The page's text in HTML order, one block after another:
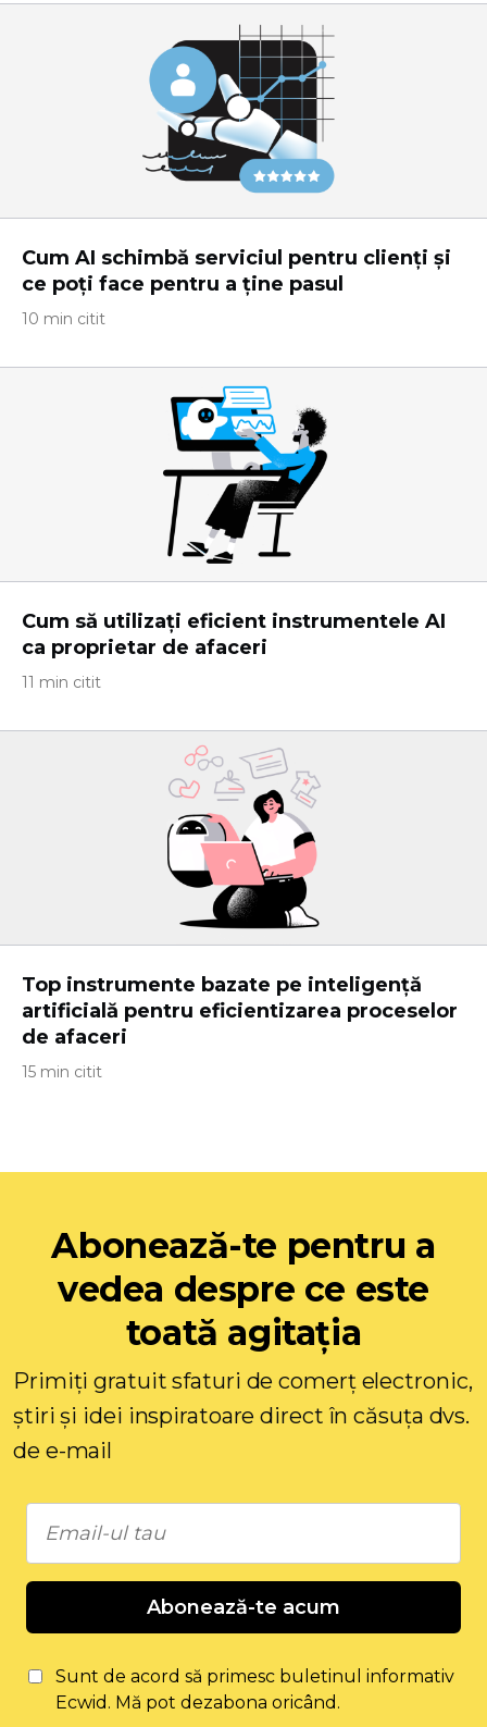
Cum AI schimbă serviciul pentru clienți și
ce poți face pentru a ține pasul
10 min citit
Cum să utilizați eficient instrumentele AI
ca proprietar de afaceri
11 min citit
Top instrumente bazate pe inteligență
artificială pentru eficientizarea proceselor
de afaceri
15 min citit
Abonează-te pentru a
vedea despre ce este
toată agitația
Primiți gratuit sfaturi de comerț electronic,
știri și idei inspiratoare direct în căsuța dvs.
de e-mail
Abonează-te acum
Sunt de acord să primesc buletinul informativ
Ecwid. Mă pot dezabona oricând.